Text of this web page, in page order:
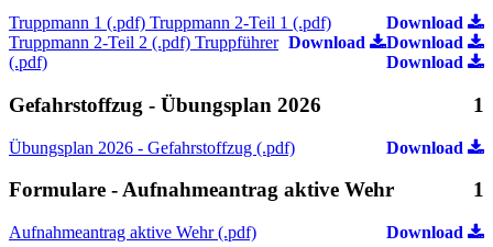
Truppmann 1 (.pdf) Download
Truppmann 2-Teil 1 (.pdf)
Download
Truppmann 2-Teil 2 (.pdf) Download
Truppführer
(.pdf)
Download
Gefahrstoffzug - Übungsplan 2026 1
Übungsplan 2026 - Gefahrstoffzug (.pdf) Download
Formulare - Aufnahmeantrag aktive Wehr 1
Aufnahmeantrag aktive Wehr (.pdf) Download